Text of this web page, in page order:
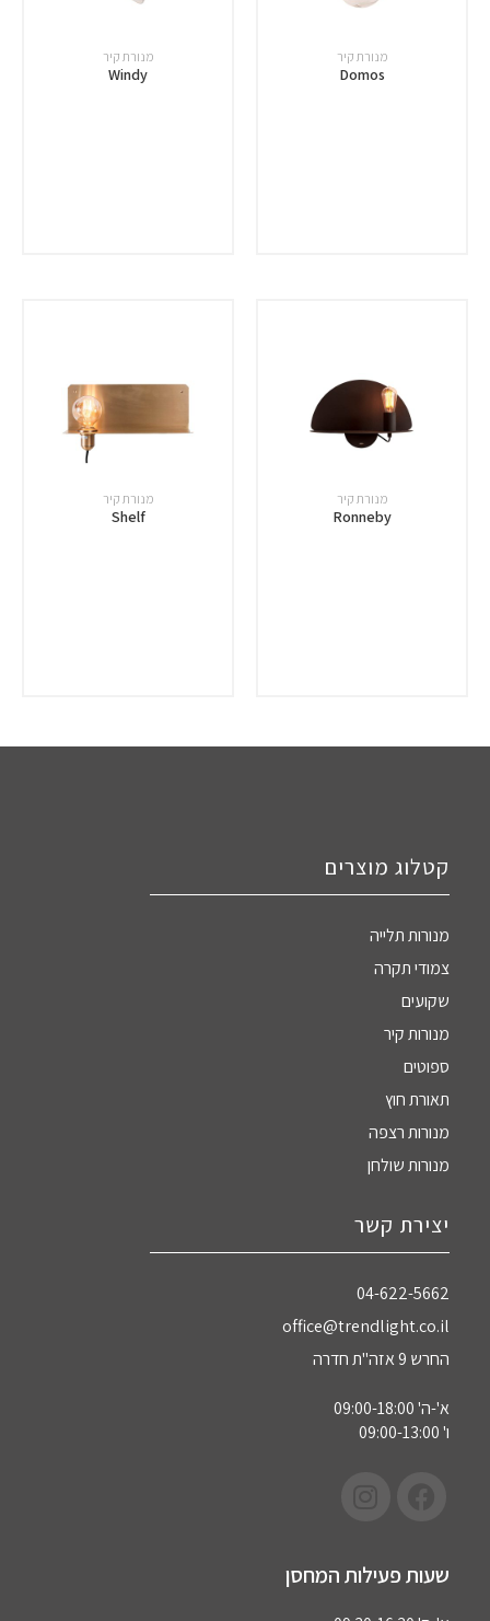
מנורת קיר
Domos
מנורת קיר
Windy
מנורת קיר
Ronneby
מנורת קיר
Shelf
קטלוג מוצרים
מנורות תלייה
צמודי תקרה
שקועים
מנורות קיר
ספוטים
תאורת חוץ
מנורות רצפה
מנורות שולחן
יצירת קשר
04-622-5662‏
office@trendlight.co.il
החרש 9 אזה"ת חדרה
א'-ה' 09:00-18:00
ו' 09:00-13:00
שעות פעילות המחסן